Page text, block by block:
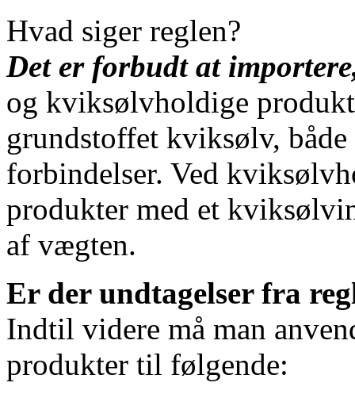
Hvad siger reglen?
Det er forbudt at
og kviksølvholdige
grundstoffet kviksølv,
forbindelser. Ved
produkter med et
af vægten.
Er der undtagelser fra
Indtil videre må man
produkter til følgende: